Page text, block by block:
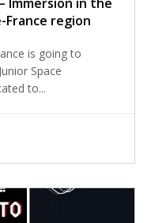
Immersion in the
region
is going to
Space
to...